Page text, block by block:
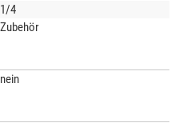
1/4
Zubehör
nein